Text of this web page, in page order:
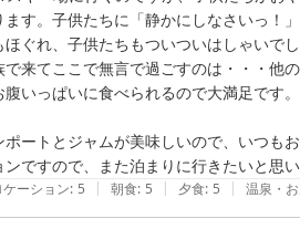
す。子供たちに「静かにしなさいっ！
ぐれ、子供たちもついついはしゃいで
来てここで無言で過ごすのは・・・他
いっぱいに食べられるので大満足です
ートとジャムが美味しいので、いつも
ですので、また泊まりに行きたいと思い
ケーション: 5 | 朝食: 5 | 夕食: 5 | 温泉・